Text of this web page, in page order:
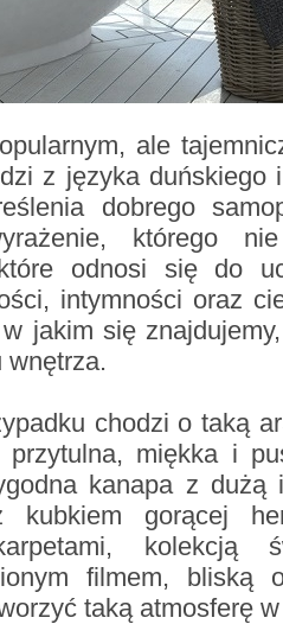
ale
z języka duńskiego
dobrego
którego
odnosi się do
intymności oraz
jakim się
wnętrza.
chodzi o taką
przytulna, miękka i
kanapa z dużą
kubkiem gorącej
kolekcją
filmem, bliską
taką atmosferę w